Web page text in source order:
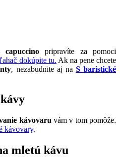
capuccino pripravíte za pomoci
dokúpite tu. Ak na pene chcete
, nezabudnite aj na S baristické
kávovaru vám v tom pomôže.
kávovary.
mletú kávu